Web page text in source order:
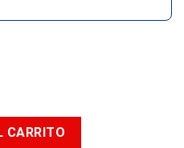
cantidad
CARRITO